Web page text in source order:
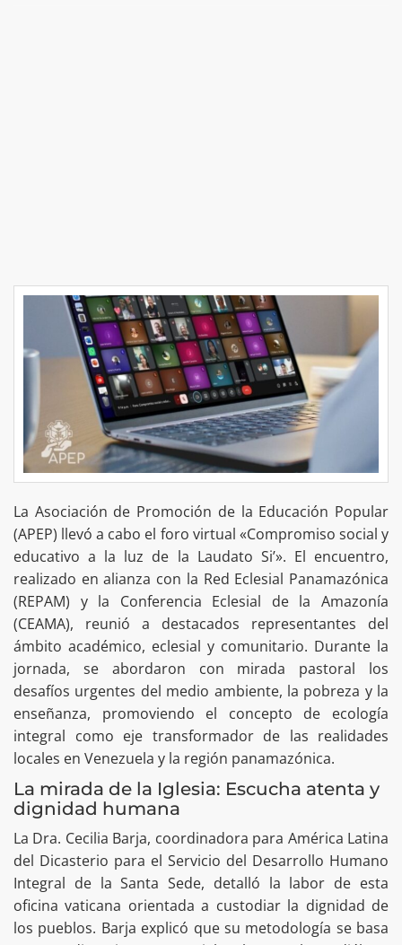
La Asociación de Promoción de la Educación Popular
(APEP) llevó a cabo el foro virtual «Compromiso social y
educativo a la luz de la Laudato Si’». El encuentro,
realizado en alianza con la Red Eclesial Panamazónica
(REPAM) y la Conferencia Eclesial de la Amazonía
(CEAMA), reunió a destacados representantes del
ámbito académico, eclesial y comunitario. Durante la
jornada, se abordaron con mirada pastoral los
desafíos urgentes del medio ambiente, la pobreza y la
enseñanza, promoviendo el concepto de ecología
integral como eje transformador de las realidades
locales en Venezuela y la región panamazónica.
La mirada de la Iglesia: Escucha atenta y
dignidad humana
La Dra. Cecilia Barja, coordinadora para América Latina
del Dicasterio para el Servicio del Desarrollo Humano
Integral de la Santa Sede, detalló la labor de esta
oficina vaticana orientada a custodiar la dignidad de
los pueblos. Barja explicó que su metodología se basa